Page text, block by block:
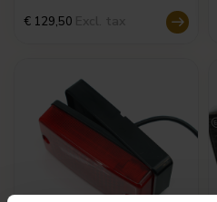
€ 129,50